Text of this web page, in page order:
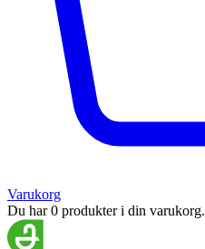
Varukorg
Du har 0 produkter i din varukorg.